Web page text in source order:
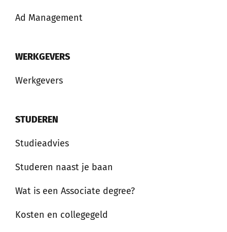
Ad Management
WERKGEVERS
Werkgevers
STUDEREN
Studieadvies
Studeren naast je baan
Wat is een Associate degree?
Kosten en collegegeld